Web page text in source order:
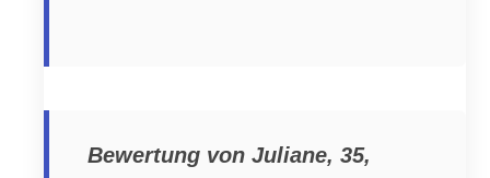
Bewertung von Juliane, 35,